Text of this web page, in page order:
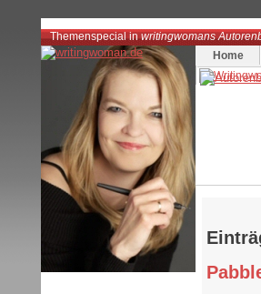
Themenspecial inwritingwomans
Home